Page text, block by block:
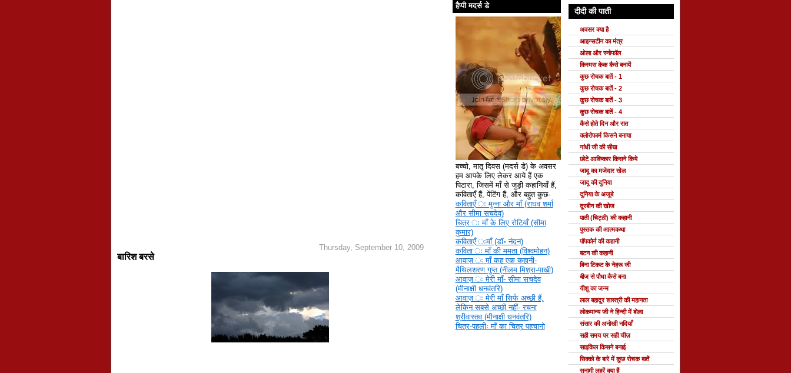
Thursday, September 10, 2009
बारिश बरसे
हैप्पी मदर्स डे
बच्चो, मातृ दिवस (मदर्स डे) के अवसर
हम आपके लिए लेकर आये हैं एक
पिटारा, जिसमें माँ से जुड़ी कहानियाँ हैं,
कविताएँ हैं, पेंटिंग हैं, और बहुत कुछ-
कविताएँ ‍ः मुन्ना और माँ (राघव शर्मा
और सीमा सचदेव)
चित्र ‍ः माँ के लिए रोटियाँ (सीमा
कुमार)
कविताएँ ‍ःमाँ (डॉ॰ नंदन)
कविता ‍ः माँ की ममता (विश्वमोहन)
आवाज़ ‍ः माँ कह एक कहानी-
मैथिलशरण गुप्त (नीलम मिश्रा-पाखी)
आवाज़ ‍ः मेरी माँ- सीमा सचदेव
(मीनाक्षी धनवंतरि)
आवाज़ ‍ः मेरी माँ सिर्फ अच्छी हैं,
लेकिन सबसे अच्छी नहीं- रचना
श्रीवास्तव (मीनाक्षी धनवंतरि)
चित्र-पहलीः माँ का चित्र पहचानो
दीदी की पाती
अवसर क्या है
आइन्सटीन का मंत्र
ओला और स्नोफॉल
किस्मस केक कैसे बनायें
कुछ रोचक बातें - 1
कुछ रोचक बातें - 2
कुछ रोचक बातें - 3
कुछ रोचक बातें - 4
कैसे होते दिन और रात
क्लोरोफार्म किसने बनाया
गांधी जी की सीख
छोटे आविष्कार किसने किये
जादू का मजेदार खेल
जादू की दुनिया
दुनिया के अजूबे
दूरबीन की खोज
पाती (चिट्ठी) की कहानी
पुस्तक की आत्मकथा
पॉपकोर्न की कहानी
बटन की कहानी
बिना टिकट के नेहरू जी
बीज से पौधा कैसे बना
यीशु का जन्म
लाल बहादुर शास्त्री की महानता
लोकमान्य जी ने हिन्दी में बोला
संसार की अनोखी नदियाँ
सही समय पर सही चीज़
साइकिल किसने बनाई
सिक्को के बारे में कुछ रोचक बातें
सुनामी लहरें क्या हैं